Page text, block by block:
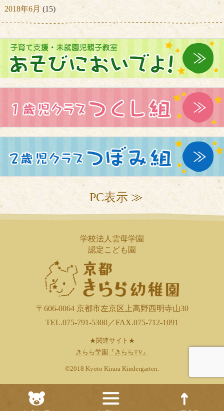
2018年6月 (15)
PC表示 ≫
学校法人雲母学園
認定こども園
〒606-0064 京都市左京区上高野西明寺山30
TEL.075-791-5300／FAX.075-712-1091
★関連サイト★
きらら学園『きららTV』
©2018 Kyoto Kirara Kindergarten.